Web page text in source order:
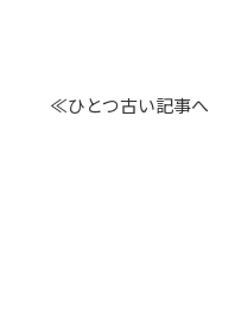
≪ひとつ古い記事へ